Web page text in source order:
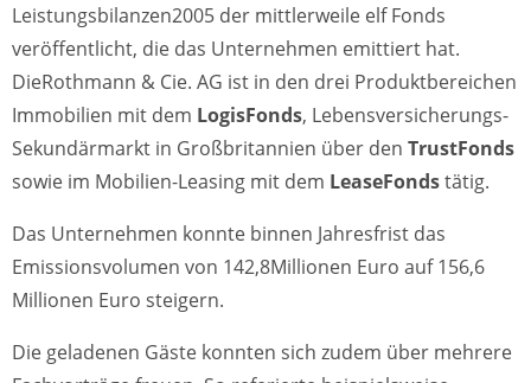
Leistungsbilanzen2005 der mittlerweile elf Fonds
veröffentlicht, die das Unternehmen emittiert hat.
DieRothmann & Cie. AG ist in den drei Produktbereichen
Immobilien mit dem LogisFonds, Lebensversicherungs-
Sekundärmarkt in Großbritannien über den TrustFonds
sowie im Mobilien-Leasing mit dem LeaseFondstätig.
Das Unternehmen konnte binnen Jahresfrist das
Emissionsvolumen von 142,8Millionen Euro auf 156,6
Millionen Euro steigern.
Die geladenen Gäste konnten sich zudem über mehrere